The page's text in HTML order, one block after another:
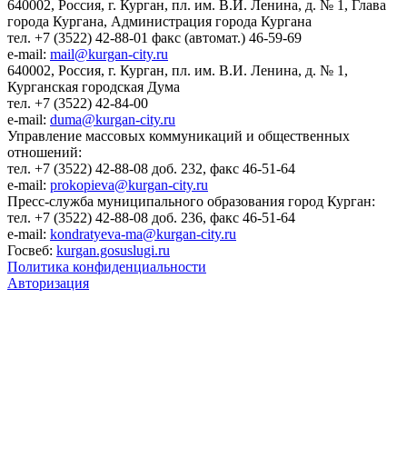
640002, Россия, г. Курган, пл. им. В.И. Ленина, д. № 1, Глава
города Кургана, Администрация города Кургана
тел. +7 (3522) 42-88-01 факс (автомат.) 46-59-69
e-mail: mail@kurgan-city.ru
640002, Россия, г. Курган, пл. им. В.И. Ленина, д. № 1,
Курганская городская Дума
тел. +7 (3522) 42-84-00
e-mail: duma@kurgan-city.ru
Управление массовых коммуникаций и общественных
отношений:
тел. +7 (3522) 42-88-08 доб. 232, факс 46-51-64
e-mail: prokopieva@kurgan-city.ru
Пресс-служба муниципального образования город Курган:
тел. +7 (3522) 42-88-08 доб. 236, факс 46-51-64
e-mail: kondratyeva-ma@kurgan-city.ru
Госвеб: kurgan.gosuslugi.ru
Политика конфиденциальности
Авторизация